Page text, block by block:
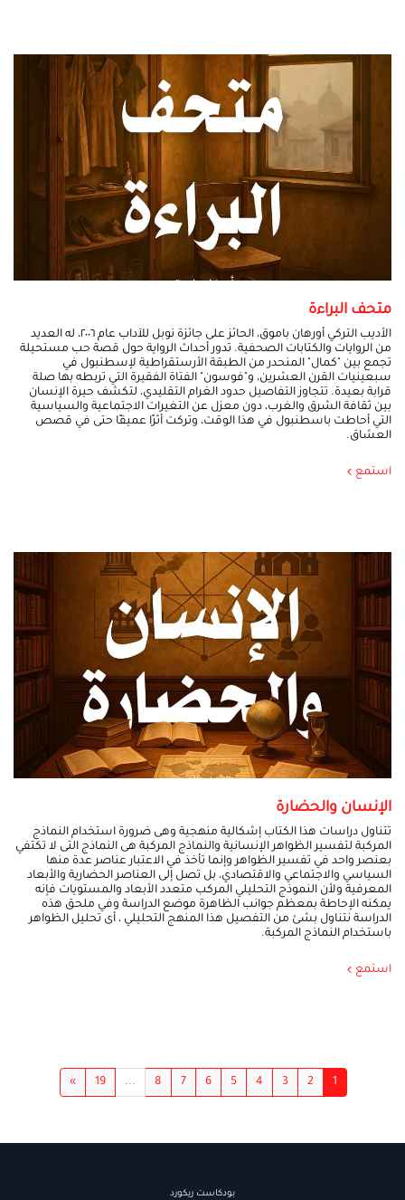
متحف البراءة
الأديب التركي أورهان باموق، الحائز على جائزة نوبل للآداب عام ٢٠٠٦، له العديد
من الروايات والكتابات الصحفية. تدور أحداث الرواية حول قصة حب مستحيلة
تجمع بين "كمال" المنحدر من الطبقة الأرستقراطية لإسطنبول في
سبعينيات القرن العشرين، و"فوسون" الفتاة الفقيرة التي تربطه بها صلة
قرابة بعيدة. تتجاوز التفاصيل حدود الغرام التقليدي، لتكشف حيرة الإنسان
بين ثقافة الشرق والغرب، دون معزل عن التغيرات الاجتماعية والسياسية
التي أحاطت باسطنبول في هذا الوقت، وتركت أثرًا عميقًا حتى في قصص
العشاق.
استمع
الإنسان والحضارة
تتناول دراسات هذا الكتاب إشكالية منهجية وهى ضرورة استخدام النماذج
المركبة لتفسير الظواهر الإنسانية والنماذج المركبة هى النماذج التى لا تكتفي
بعنصر واحد في تفسير الظواهر وإنما تأخذ في الاعتبار عناصر عدة منها
السياسي والاجتماعي والاقتصادي، بل تصل إلى العناصر الحضارية والأبعاد
المعرفية ولأن النموذج التحليلي المركب متعدد الأبعاد والمستويات فإنه
يمكنه الإحاطة بمعظم جوانب الظاهرة موضع الدراسة وفي ملحق هذه
الدراسة نتناول بشئ من التفصيل هذا المنهج التحليلي ، أى تحليل الظواهر
باستخدام النماذج المركبة.
استمع
1
2
3
4
5
6
7
8
...
19
»
بودكاست ريكورد